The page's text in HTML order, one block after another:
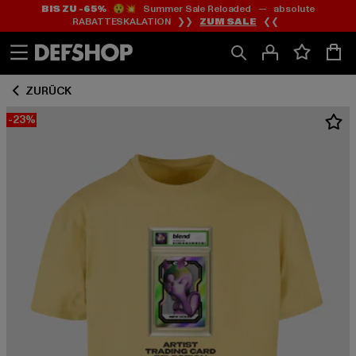
Zum
Inhalt
springen
Zum
Fußzeile
springen
BIS ZU -65%😲💥 Summer Sale Reloaded — absolute
RABATTESKALATION ❯❯ ZUM SALE ❮❮
ZURÜCK
-23%